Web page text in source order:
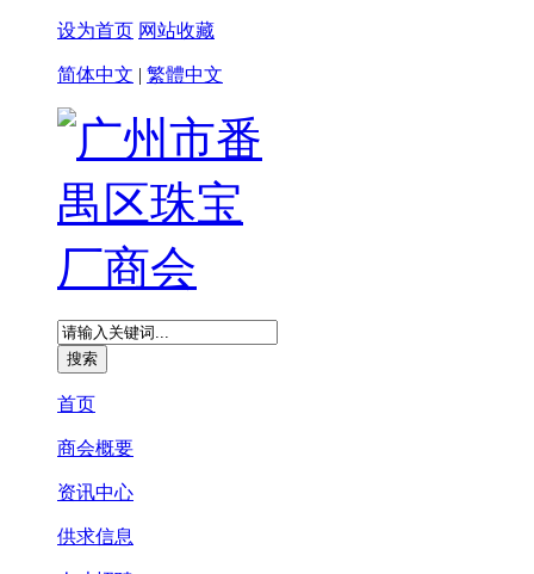
设为首页 网站收藏
简体中文 | 繁體中文
首页
商会概要
资讯中心
供求信息